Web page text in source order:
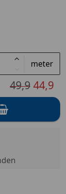
meter
49,9 44,9